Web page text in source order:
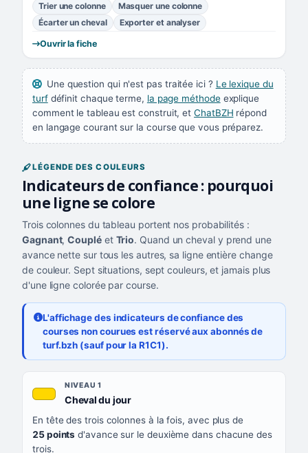
Trier une colonne
Masquer une colonne
Écarter un cheval
Exporter et analyser
Ouvrir la fiche
Une question qui n'est pas traitée ici ? Le lexique du
turfdéfinit chaque terme, la page méthodeexplique
comment le tableau est construit, etChatBZH répond
en langage courant sur la course que vous préparez.
LÉGENDE DES COULEURS
Indicateurs de confiance : pourquoi
une ligne se colore
Trois colonnes du tableau portent nos probabilités :
Gagnant,Coupléet Trio. Quand un cheval y prend une
avance nette sur tous les autres, sa ligne entière change
de couleur. Sept situations, sept couleurs, et jamais plus
d'une ligne colorée par course.
L'affichage des indicateurs de confiance des
courses non courues est réservé aux abonnés de
turf.bzh (sauf pour la R1C1).
QUAND LA LIGNE PREND CETTE COULEUR
CE QUE CELA VOUS DIT
NIVEAU 1
Cheval du jour, couleur jaune or
En tête des trois colonnes à la fois, avec plus de
25 points d'avance sur le deuxième dans chacune des
trois.